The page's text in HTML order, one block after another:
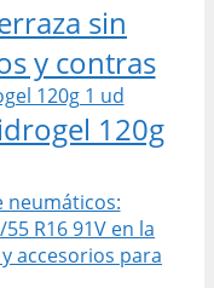
sin
y contras
120g